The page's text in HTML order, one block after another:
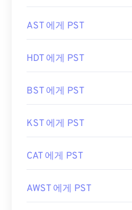
AST 에게 PST
HDT 에게 PST
BST 에게 PST
KST 에게 PST
CAT 에게 PST
AWST 에게 PST